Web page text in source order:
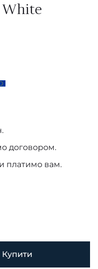
White
договором.
платимо вам.
Купити